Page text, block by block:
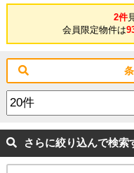
2件
会員限定物件は
さらに絞り込んで検索